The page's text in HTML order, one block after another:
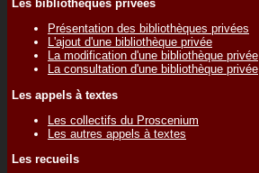
Les bibliothèques privées
Présentation des bibliothèques privées
L'ajout d'une bibliothèque privée
La modification d'une bibliothèque privée
La consultation d'une bibliothèque privée
Les appels à textes
Les collectifs du Proscenium
Les autres appels à textes
Les recueils